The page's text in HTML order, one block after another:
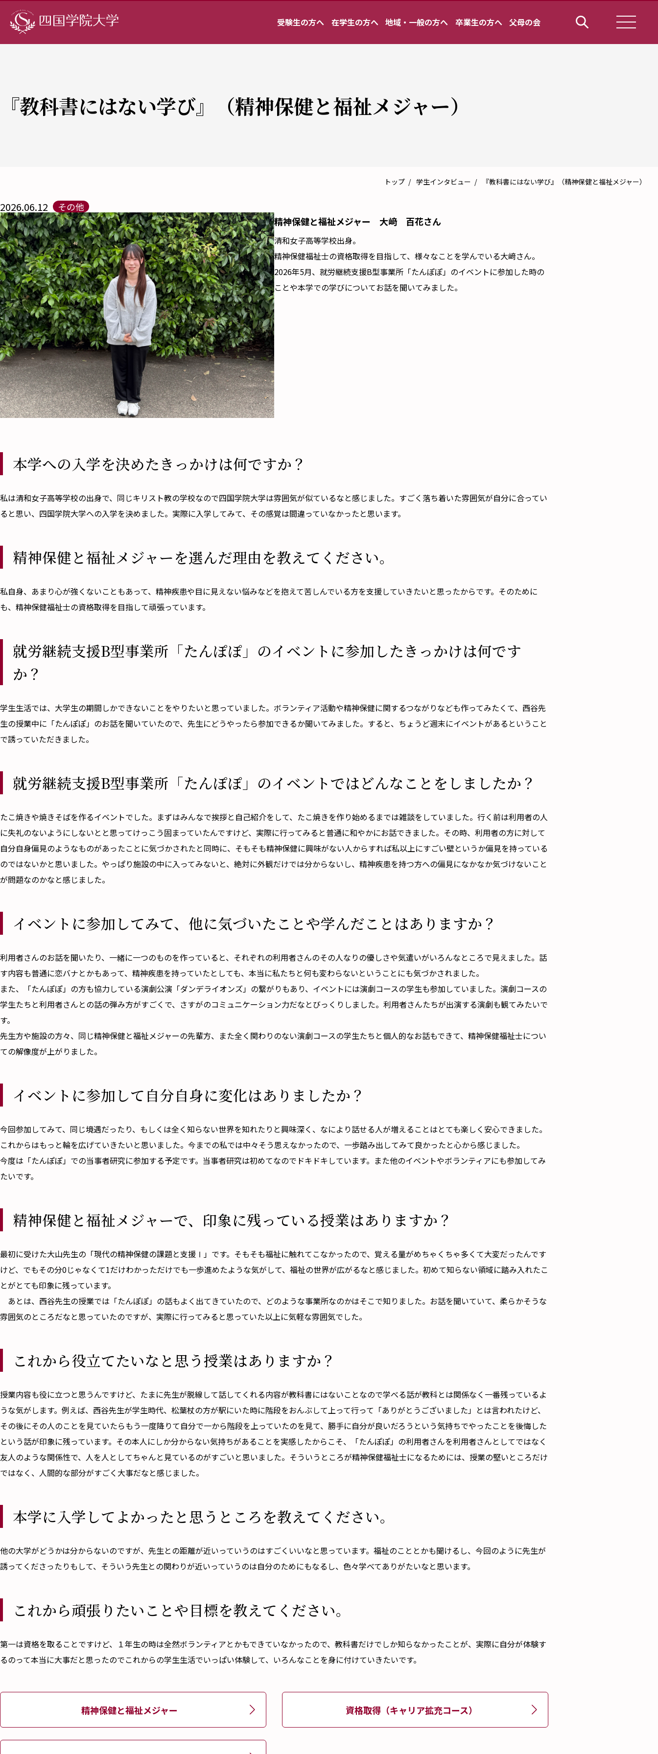
受験生の方へ 在学生の方へ 地域・一般の方へ 卒業生の方へ 父母の会
『教科書にはない学び』（精神保健と福祉メジャー）
トップ 学生インタビュー 『教科書にはない学び』（精神保健と福祉メジャー）
2026.06.12
その他
精神保健と福祉メジャー 大﨑 百花さん
清和女子高等学校出身。
精神保健福祉士の資格取得を目指して、様々なことを学んでいる大﨑さん。
2026年5月、就労継続支援B型事業所「たんぽぽ」のイベントに参加した時の
ことや本学での学びについてお話を聞いてみました。
本学への入学を決めたきっかけは何ですか？
――私は清和女子高等学校の出身で、同じキリスト教の学校なので四国学院大学は雰囲気が似ているなと感じました。すごく落ち着いた雰囲気が自分に合ってい
ると思い、四国学院大学への入学を決めました。実際に入学してみて、その感覚は間違っていなかったと思います。
精神保健と福祉メジャーを選んだ理由を教えてください。
――私自身、あまり心が強くないこともあって、精神疾患や目に見えない悩みなどを抱えて苦しんでいる方を支援していきたいと思ったからです。そのために
も、精神保健福祉士の資格取得を目指して頑張っています。
就労継続支援B型事業所「たんぽぽ」のイベントに参加したきっかけは何です
か？
――学生生活では、大学生の期間しかできないことをやりたいと思っていました。ボランティア活動や精神保健に関するつながりなども作ってみたくて、西谷先
生の授業中に「たんぽぽ」のお話を聞いていたので、先生にどうやったら参加できるか聞いてみました。すると、ちょうど週末にイベントがあるということ
で誘っていただきました。
就労継続支援B型事業所「たんぽぽ」のイベントではどんなことをしましたか？
――たこ焼きや焼きそばを作るイベントでした。まずはみんなで挨拶と自己紹介をして、たこ焼きを作り始めるまでは雑談をしていました。行く前は利用者の人
に失礼のないようにしないとと思ってけっこう固まっていたんですけど、実際に行ってみると普通に和やかにお話できました。その時、利用者の方に対して
自分自身偏見のようなものがあったことに気づかされたと同時に、そもそも精神保健に興味がない人からすれば私以上にすごい壁というか偏見を持っている
のではないかと思いました。やっぱり施設の中に入ってみないと、絶対に外観だけでは分からないし、精神疾患を持つ方への偏見になかなか気づけないこと
が問題なのかなと感じました。
イベントに参加してみて、他に気づいたことや学んだことはありますか？
――利用者さんのお話を聞いたり、一緒に一つのものを作っていると、それぞれの利用者さんのその人なりの優しさや気遣いがいろんなところで見えました。話
す内容も普通に恋バナとかもあって、精神疾患を持っていたとしても、本当に私たちと何も変わらないということにも気づかされました。
また、「たんぽぽ」の方も協力している演劇公演「ダンデライオンズ」の繋がりもあり、イベントには演劇コースの学生も参加していました。演劇コースの
学生たちと利用者さんとの話の弾み方がすごくで、さすがのコミュニケーション力だなとびっくりしました。利用者さんたちが出演する演劇も観てみたいで
す。
先生方や施設の方々、同じ精神保健と福祉メジャーの先輩方、また全く関わりのない演劇コースの学生たちと個人的なお話もできて、精神保健福祉士につい
ての解像度が上がりました。
イベントに参加して自分自身に変化はありましたか？
――今回参加してみて、同じ境遇だったり、もしくは全く知らない世界を知れたりと興味深く、なにより話せる人が増えることはとても楽しく安心できました。
これからはもっと輪を広げていきたいと思いました。今までの私では中々そう思えなかったので、一歩踏み出してみて良かったと心から感じました。
今度は「たんぽぽ」での当事者研究に参加する予定です。当事者研究は初めてなのでドキドキしています。また他のイベントやボランティアにも参加してみ
たいです。
精神保健と福祉メジャーで、印象に残っている授業はありますか？
――最初に受けた大山先生の「現代の精神保健の課題と支援Ⅰ」です。そもそも福祉に触れてこなかったので、覚える量がめちゃくちゃ多くて大変だったんです
けど、でもその分0じゃなくて1だけわかっただけでも一歩進めたような気がして、福祉の世界が広がるなと感じました。初めて知らない領域に踏み入れたこ
とがとても印象に残っています。
あとは、西谷先生の授業では「たんぽぽ」の話もよく出てきていたので、どのような事業所なのかはそこで知りました。お話を聞いていて、柔らかそうな
雰囲気のところだなと思っていたのですが、実際に行ってみると思っていた以上に気軽な雰囲気でした。
これから役立てたいなと思う授業はありますか？
――授業内容も役に立つと思うんですけど、たまに先生が脱線して話してくれる内容が教科書にはないことなので学べる話が教科とは関係なく一番残っているよ
うな気がします。例えば、西谷先生が学生時代、松葉杖の方が駅にいた時に階段をおんぶして上って行って「ありがとうございました」とは言われたけど、
その後にその人のことを見ていたらもう一度降りて自分で一から階段を上っていたのを見て、勝手に自分が良いだろうという気持ちでやったことを後悔した
という話が印象に残っています。その本人にしか分からない気持ちがあることを実感したからこそ、「たんぽぽ」の利用者さんを利用者さんとしてではなく
友人のような関係性で、人を人としてちゃんと見ているのがすごいと思いました。そういうところが精神保健福祉士になるためには、授業の堅いところだけ
ではなく、人間的な部分がすごく大事だなと感じました。
本学に入学してよかったと思うところを教えてください。
――他の大学がどうかは分からないのですが、先生との距離が近いっていうのはすごくいいなと思っています。福祉のこととかも聞けるし、今回のように先生が
誘ってくださったりもして、そういう先生との関わりが近いっていうのは自分のためにもなるし、色々学べてありがたいなと思います。
これから頑張りたいことや目標を教えてください。
――第一は資格を取ることですけど、１年生の時は全然ボランティアとかもできていなかったので、教科書だけでしか知らなかったことが、実際に自分が体験す
るのって本当に大事だと思ったのでこれからの学生生活でいっぱい体験して、いろんなことを身に付けていきたいです。
精神保健と福祉メジャー 資格取得（キャリア拡充コース）